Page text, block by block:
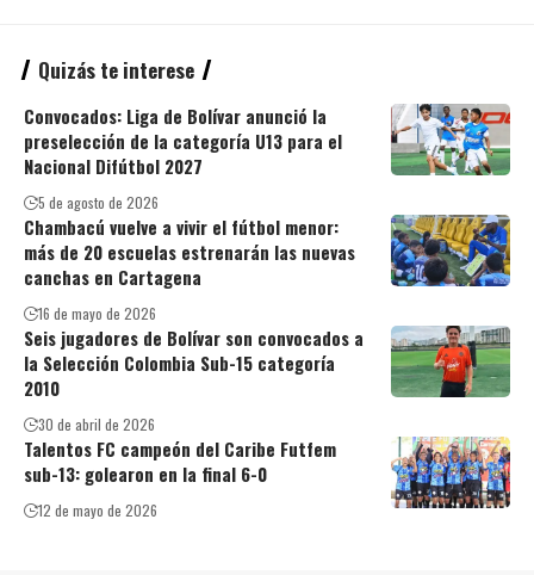
Quizás te interese
Convocados: Liga de Bolívar anunció la
preselección de la categoría U13 para el
Nacional Difútbol 2027
5 de agosto de 2026
Chambacú vuelve a vivir el fútbol menor:
más de 20 escuelas estrenarán las nuevas
canchas en Cartagena
16 de mayo de 2026
Seis jugadores de Bolívar son convocados a
la Selección Colombia Sub-15 categoría
2010
30 de abril de 2026
Talentos FC campeón del Caribe Futfem
sub-13: golearon en la final 6-0
12 de mayo de 2026